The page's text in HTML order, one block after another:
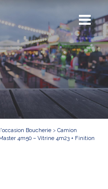
Boucherie > Camion
4m50 – Vitrine 4m23 + Finition